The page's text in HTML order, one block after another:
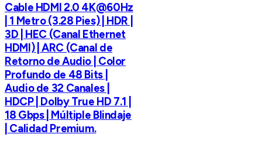
Cable HDMI 2.0 4K@60Hz
| 1 Metro (3.28 Pies) | HDR |
3D | HEC (Canal Ethernet
HDMI) | ARC (Canal de
Retorno de Audio | Color
Profundo de 48 Bits |
Audio de 32 Canales |
HDCP | Dolby True HD 7.1 |
18 Gbps | Múltiple Blindaje
| Calidad Premium.